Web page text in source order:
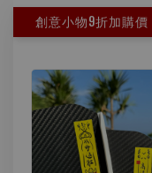
創意小物9折加購價